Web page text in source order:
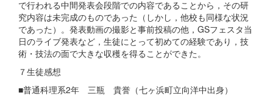
で行われる中間発表会段階での内容であることから，その研
究内容は未完成のものであった（しかし，他校も同様な状況
であった）。発表動画の撮影と事前投稿の他，GSフェスタ当
日のライブ発表など，生徒にとって初めての経験であり，技
術・技法の面で大きな収穫を得ることができた。
７生徒感想
■普通科理系2年 三瓶 貴誉（七ヶ浜町立向洋中出身）